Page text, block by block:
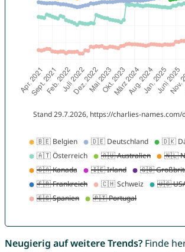
Neugierig auf weitere Trends?Finde